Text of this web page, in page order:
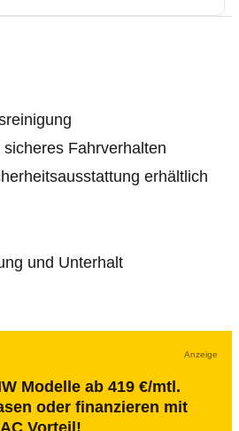
Fahrverhalten
erhältlich
und Unterhalt
Anzeige
Modelle ab 419 €/mtl.
oder finanzieren mit
Vorteil!